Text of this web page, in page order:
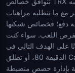
مع ما تتطلبه مراهنات
دفع؛ فخصائص شبكتها
اللعب. سواء كنت
على الهدف التالي في
الدقيقة 80، أو تطلق Cash Out مع تغير الزخم، فإن TRX تزيل طبقة
بإدارة حصص منضبطة